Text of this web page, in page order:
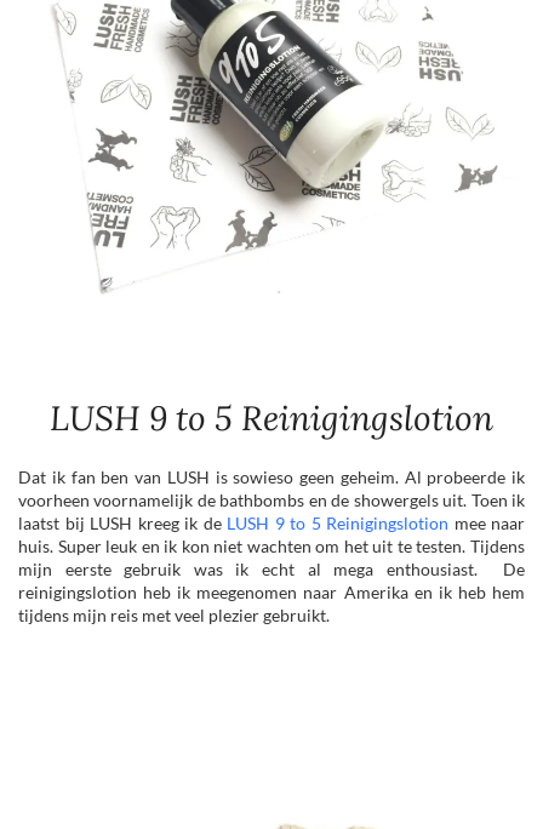
LUSH 9 to 5 Reinigingslotion
Dat ik fan ben van LUSH is sowieso geen geheim. Al probeerde ik
voorheen voornamelijk de bathbombs en de showergels uit. Toen ik
laatst bij LUSH kreeg ik deLUSH 9 to 5 Reinigingslotion mee naar
huis. Super leuk en ik kon niet wachten om het uit te testen. Tijdens
mijn eerste gebruik was ik echt al mega enthousiast. De
reinigingslotion heb ik meegenomen naar Amerika en ik heb hem
tijdens mijn reis met veel plezier gebruikt.